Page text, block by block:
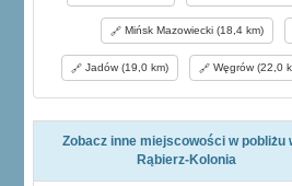
Mińsk Mazowiecki (18,4 km)
Jadów (19,0 km) Węgrów (22,0
Zobacz inne miejscowości w pobliżu
Rąbierz-Kolonia